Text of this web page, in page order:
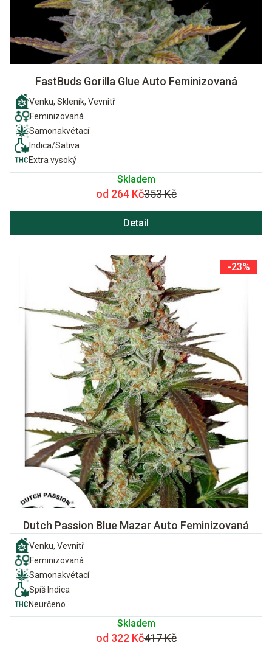
FastBuds Gorilla Glue Auto Feminizovaná
Venku, Skleník, Vevnitř
Feminizovaná
Samonakvétací
Indica/Sativa
Extra vysoký
Skladem
od 264 Kč353 Kč
Detail
-23%
Dutch Passion Blue Mazar Auto Feminizovaná
Venku, Vevnitř
Feminizovaná
Samonakvétací
Spíš Indica
Neurčeno
Skladem
od 322 Kč417 Kč